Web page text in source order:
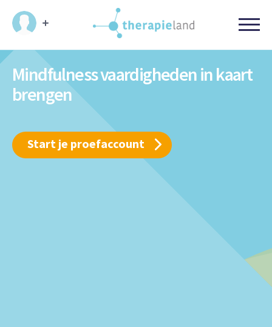
Mindfulness vaardigheden in kaart
brengen
Start je proefaccount